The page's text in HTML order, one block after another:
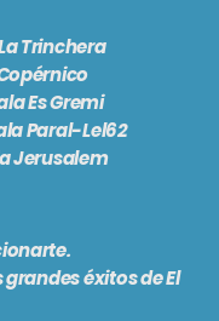
Trinchera
Es Gremi
Paral-Lel62
Jerusalem
éxitos de El